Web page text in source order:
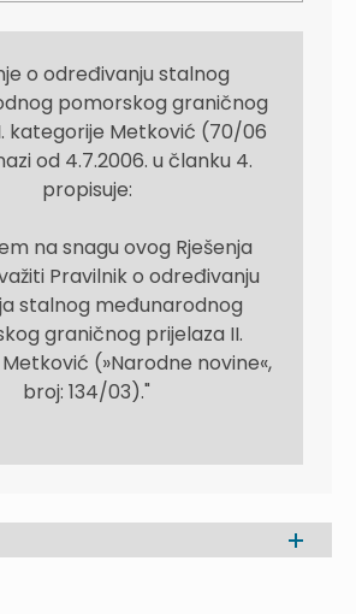
o određivanju stalnog
pomorskog graničnog
kategorije Metković (70/06
od 4.7.2006. u članku 4.
propisuje:
na snagu ovog Rješenja
Pravilnik o određivanju
stalnog međunarodnog
graničnog prijelaza II.
(»Narodne novine«,
broj: 134/03)."